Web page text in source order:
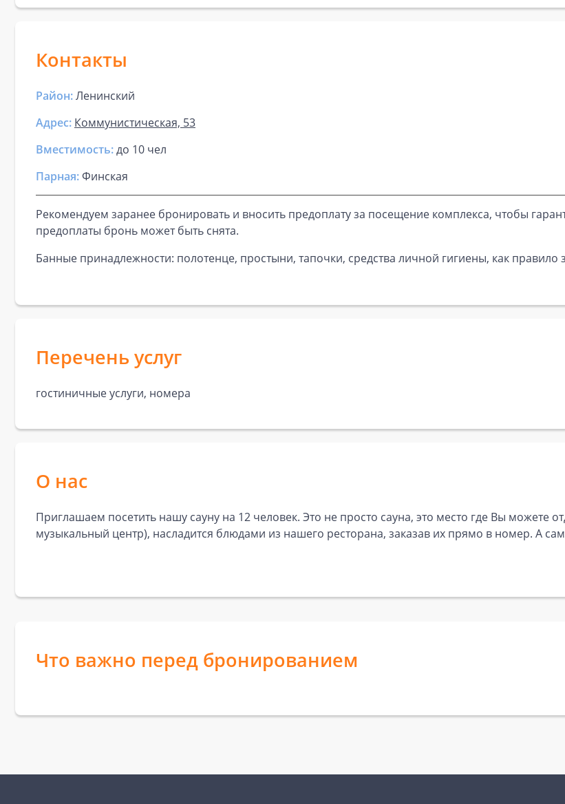
Контакты
Район:Ленинский
Адрес: Коммунистическая, 53
Вместимость:до 10 чел
Парная:Финская
Рекомендуем заранее бронировать и вносить предоплату за посещение комплекса, чтобы
предоплаты бронь может быть снята.
Банные принадлежности: полотенце, простыни, тапочки, средства личной гигиены, как правило
Перечень услуг
гостиничные услуги, номера
О нас
Приглашаем посетить нашу сауну на 12 человек. Это не просто сауна, это место где Вы можете
музыкальный центр), насладится блюдами из нашего ресторана, заказав их прямо в номер. А
Что важно перед бронированием